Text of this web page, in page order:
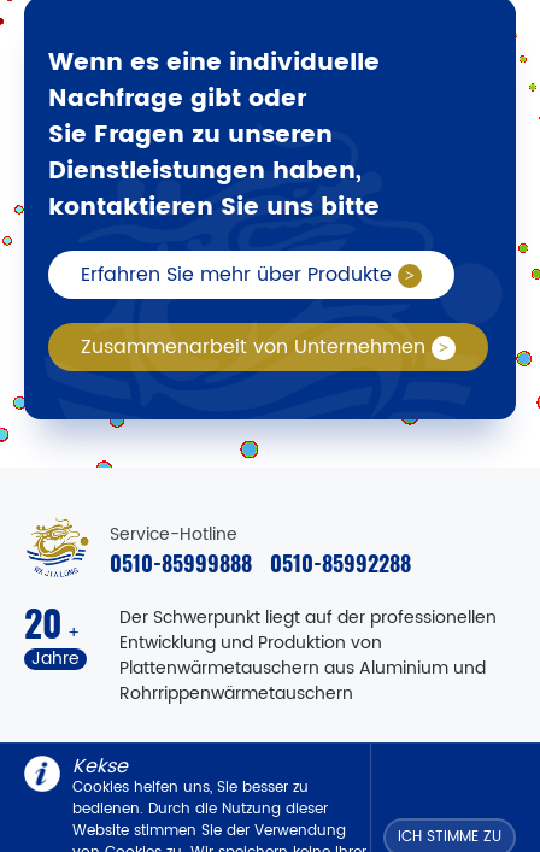
Wenn es eine individuelle
Nachfrage gibt oder
Sie Fragen zu unseren
Dienstleistungen haben,
kontaktieren Sie uns bitte
Erfahren Sie mehr über Produkte
Zusammenarbeit von Unternehmen
Service-Hotline
0510-85999888 0510-85992288
20 +
Jahre
Der Schwerpunkt liegt auf der professionellen
Entwicklung und Produktion von
Plattenwärmetauschern aus Aluminium und
Rohrrippenwärmetauschern
Kekse
Cookies helfen uns, Sie besser zu
bedienen. Durch die Nutzung dieser
Website stimmen Sie der Verwendung
ICH STIMME ZU